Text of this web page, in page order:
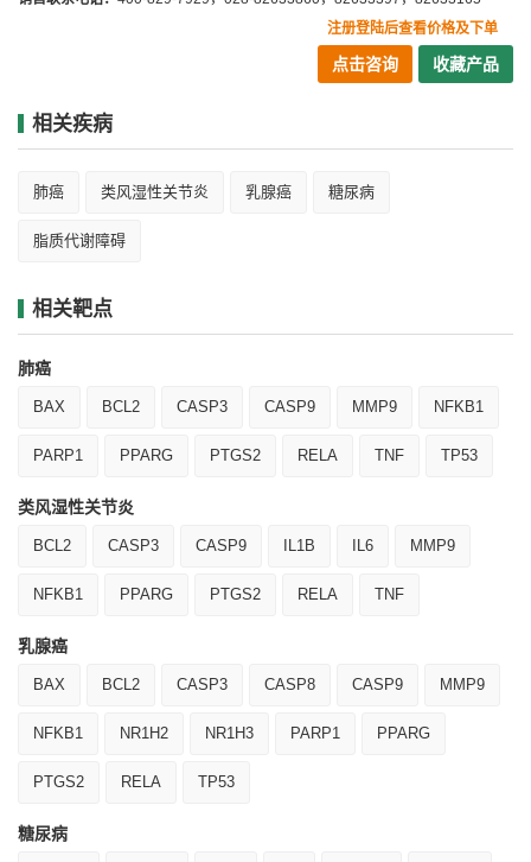
注册登陆后查看价格及下单
点击咨询 收藏产品
相关疾病
肺癌 类风湿性关节炎 乳腺癌 糖尿病
脂质代谢障碍
相关靶点
肺癌
BAX BCL2 CASP3 CASP9 MMP9 NFKB1
PARP1 PPARG PTGS2 RELA TNF TP53
类风湿性关节炎
BCL2 CASP3 CASP9 IL1B IL6 MMP9
NFKB1 PPARG PTGS2 RELA TNF
乳腺癌
BAX BCL2 CASP3 CASP8 CASP9 MMP9
NFKB1 NR1H2 NR1H3 PARP1 PPARG
PTGS2 RELA TP53
糖尿病